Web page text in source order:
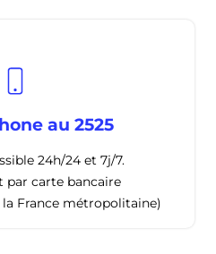
au 2525
24h/24 et 7j/7.
par carte bancaire
France métropolitaine)